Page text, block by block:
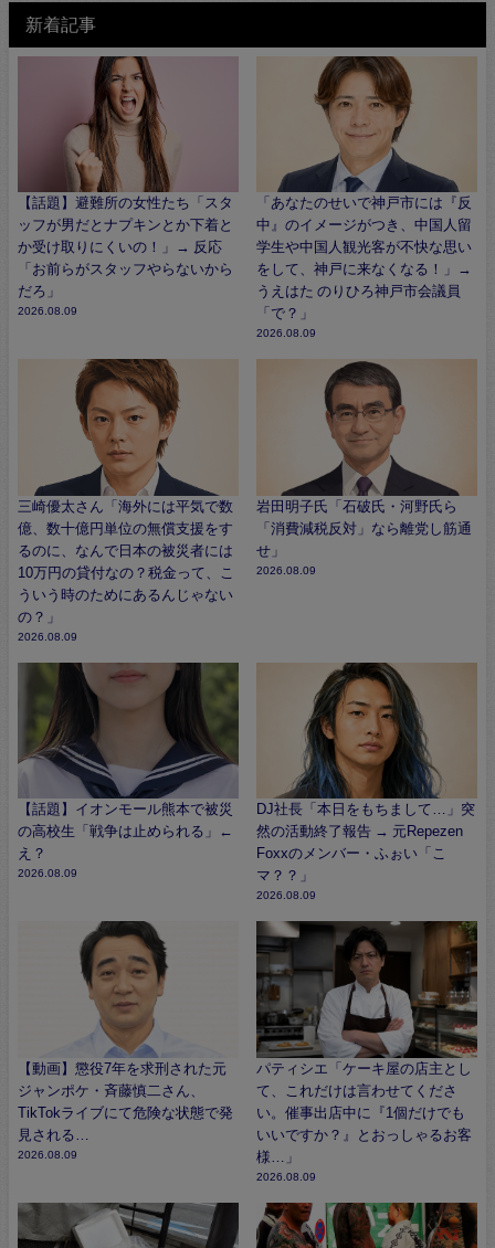
新着記事
【話題】避難所の女性たち「スタ
ッフが男だとナプキンとか下着と
か受け取りにくいの！」→ 反応
「お前らがスタッフやらないから
だろ」
2026.08.09
「あなたのせいで神戸市には『反
中』のイメージがつき、中国人留
学生や中国人観光客が不快な思い
をして、神戸に来なくなる！」→
うえはた のりひろ神戸市会議員
「で？」
2026.08.09
三崎優太さん「海外には平気で数
億、数十億円単位の無償支援をす
るのに、なんで日本の被災者には
10万円の貸付なの？税金って、こ
ういう時のためにあるんじゃない
の？」
2026.08.09
岩田明子氏「石破氏・河野氏ら
「消費減税反対」なら離党し筋通
せ」
2026.08.09
【話題】イオンモール熊本で被災
の高校生「戦争は止められる」←
え？
2026.08.09
DJ社長「本日をもちまして…」突
然の活動終了報告 → 元Repezen
Foxxのメンバー・ふぉい「こ
マ？？」
2026.08.09
【動画】懲役7年を求刑された元
ジャンポケ・斉藤慎二さん、
TikTokライブにて危険な状態で発
見される…
2026.08.09
パティシエ「ケーキ屋の店主とし
て、これだけは言わせてくださ
い。催事出店中に『1個だけでも
いいですか？』とおっしゃるお客
様…」
2026.08.09